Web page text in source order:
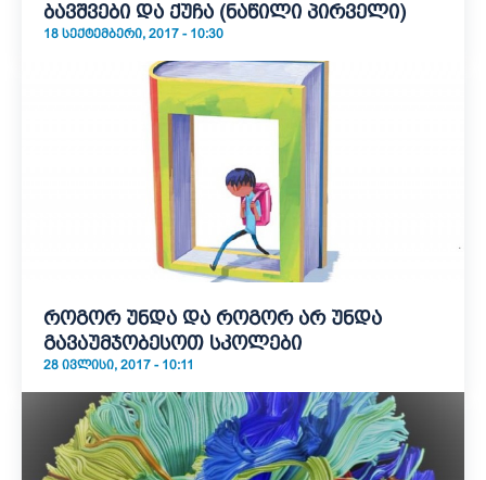
ბავშვები და ქუჩა (ნაწილი პირველი)
18 ᲡᲔᲥᲢᲔᲛᲑᲔᲠᲘ, 2017 - 10:30
როგორ უნდა და როგორ არ უნდა
გავაუმჯობესოთ სკოლები
28 ᲘᲕᲚᲘᲡᲘ, 2017 - 10:11